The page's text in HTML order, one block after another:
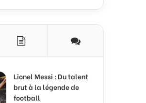
Lionel Messi : Du talent
brut à la légende de
football